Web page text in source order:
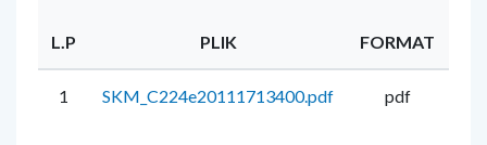
L.P PLIK FORMAT
1 SKM_C224e20111713400.pdf pdf